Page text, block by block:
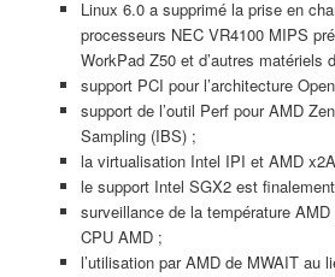
Linux 6.0 a supprimé la prise en
processeurs NEC VR4100 MIPS
WorkPad Z50 et d’autres matériels
support PCI pour l’architecture
support de l’outil Perf pour AMD
Sampling (IBS) ;
la virtualisation Intel IPI et AMD
le support Intel SGX2 est
surveillance de la température
CPU AMD ;
l’utilisation par AMD de MWAIT au